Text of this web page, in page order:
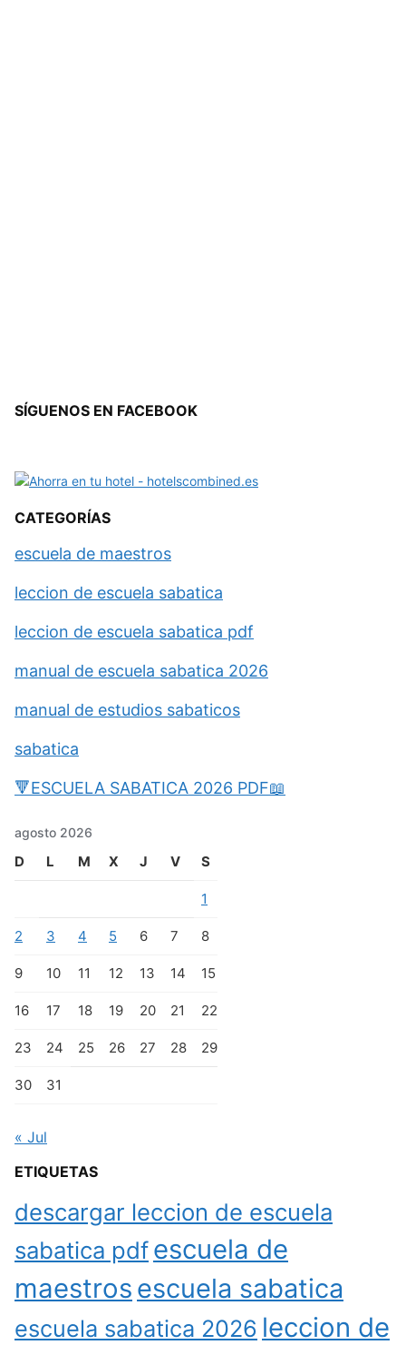
SÍGUENOS EN FACEBOOK
CATEGORÍAS
escuela de maestros
leccion de escuela sabatica
leccion de escuela sabatica pdf
manual de escuela sabatica 2026
manual de estudios sabaticos
sabatica
🔻ESCUELA SABATICA 2026 PDF📖
agosto 2026
D L M X J V S
1
2 3 4 5 6 7 8
9 10 11 12 13 14 15
16 17 18 19 20 21 22
23 24 25 26 27 28 29
30 31
« Jul
ETIQUETAS
descargar leccion de escuela
sabatica pdfescuela de
maestros escuela sabatica
escuela sabatica 2026 leccion de